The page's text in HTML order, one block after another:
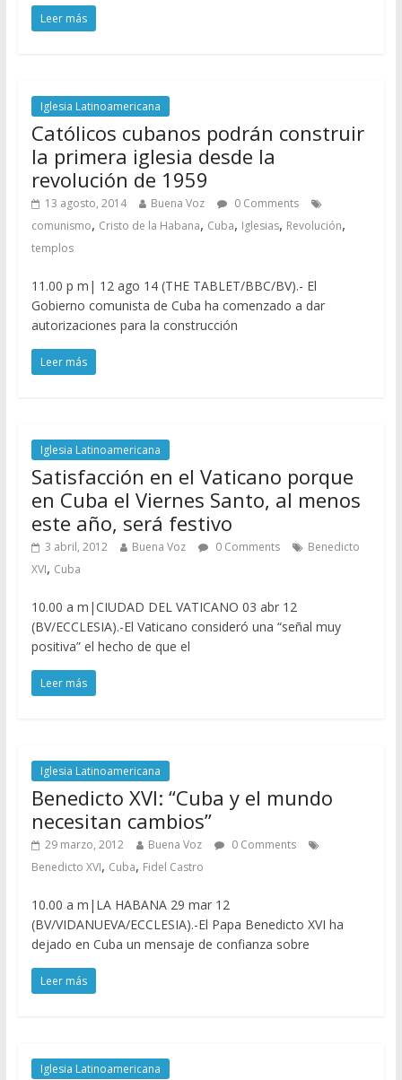
Leer más
Iglesia Latinoamericana
Católicos cubanos podrán construir
la primera iglesia desde la
revolución de 1959
13 agosto, 2014 Buena Voz
0 Comments
comunismo, Cristo de la Habana, Cuba, Iglesias, Revolución,
templos
11.00 p m| 12 ago 14 (THE TABLET/BBC/BV).- El
Gobierno comunista de Cuba ha comenzado a dar
autorizaciones para la construcción
Leer más
Iglesia Latinoamericana
Satisfacción en el Vaticano porque
en Cuba el Viernes Santo, al menos
este año, será festivo
3 abril, 2012 Buena Voz 0 Comments
Benedicto
XVI, Cuba
10.00 a m|CIUDAD DEL VATICANO 03 abr 12
(BV/ECCLESIA).-El Vaticano consideró una “señal muy
positiva” el hecho de que el
Leer más
Iglesia Latinoamericana
Benedicto XVI: “Cuba y el mundo
necesitan cambios”
29 marzo, 2012 Buena Voz
0 Comments
Benedicto XVI, Cuba, Fidel Castro
10.00 a m|LA HABANA 29 mar 12
(BV/VIDANUEVA/ECCLESIA).-El Papa Benedicto XVI ha
dejado en Cuba un mensaje de confianza sobre
Leer más
Iglesia Latinoamericana